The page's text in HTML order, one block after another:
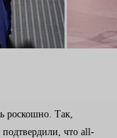
роскошно. Так,
что all-